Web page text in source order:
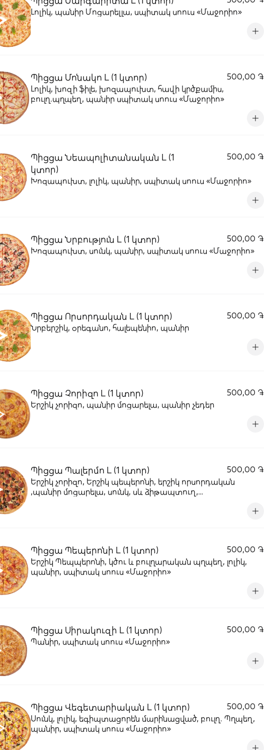
Լոլիկ, պանիր Մոցարելլա, սպիտակ սոուս «Մաջորիո»
Պիցցա Մոնակո L (1 կտոր)
500,00 ֏
Լոլիկ, խոզի ֆիլե, խոզապուխտ, հավի կրծքամիս,
բուլղ.պղպեղ, պանիր սպիտակ սոուս «Մաջորիո»
Պիցցա Նեապոլիտանական L (1
կտոր)
500,00 ֏
Խոզապուխտ, լոլիկ, պանիր, սպիտակ սոուս «Մաջորիո»
Պիցցա Նրբություն L (1 կտոր)
500,00 ֏
Խոզապուխտ, սունկ, պանիր, սպիտակ սոուս «Մաջորիո»
Պիցցա Որսորդական L (1 կտոր)
500,00 ֏
Նրբերշիկ, օրեգանո, հալեպենիո, պանիր
Պիցցա Չորիզո L (1 կտոր)
500,00 ֏
Երշիկ չորիզո, պանիր մոցարելա, պանիր չեդեր
Պիցցա Պալերմո L (1 կտոր)
500,00 ֏
Երշիկ չորիզո, Երշիկ պեպերոնի, երշիկ որսորդական
,պանիր մոցարելա, սունկ, սև ձիթապտուղ,
Պիցցա Պեպերոնի L (1 կտոր)
500,00 ֏
Երշիկ Պեպպերոնի, կծու և բուլղարական պղպեղ, լոլիկ,
պանիր, սպիտակ սոուս «Մաջորիո»
Պիցցա Սիրակուզի L (1 կտոր)
500,00 ֏
Պանիր, սպիտակ սոուս «Մաջորիո»
Պիցցա Վեգետարիական L (1 կտոր)
500,00 ֏
Սունկ, լոլիկ, եգիպտացորեն մարինացված, բուլղ. Պղպեղ,
պանիր, սպիտակ սոուս «Մաջորիո»